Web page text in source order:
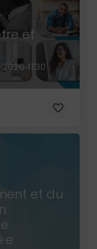
et
11:30
et du